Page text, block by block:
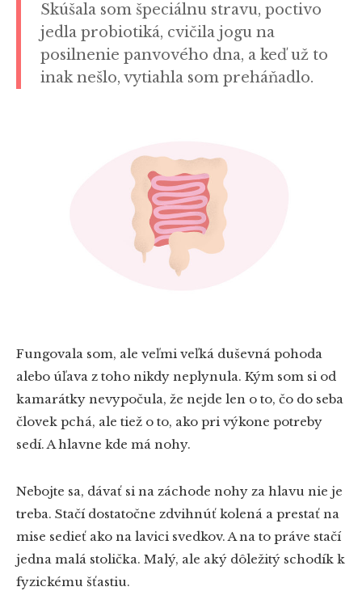
Skúšala som špeciálnu stravu, poctivo
jedla probiotiká, cvičila jogu na
posilnenie panvového dna, a keď už to
inak nešlo, vytiahla som preháňadlo.
Fungovala som, ale veľmi veľká duševná pohoda
alebo úľava z toho nikdy neplynula. Kým som si od
kamarátky nevypočula, že nejde len o to, čo do seba
človek pchá, ale tiež o to, ako pri výkone potreby
sedí. A hlavne kde má nohy.
Nebojte sa, dávať si na záchode nohy za hlavu nie je
treba. Stačí dostatočne zdvihnúť kolená a prestať na
mise sedieť ako na lavici svedkov. A na to práve stačí
jedna malá stolička. Malý, ale aký dôležitý schodík k
fyzickému šťastiu.